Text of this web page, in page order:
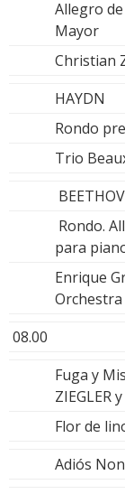
Allegro
Mayor
Christian
HAYDN
Rondo
Trio
Rondo.
para
Enrique
Orchestra
08.00
Fuga y
ZIEGLER
Flor de
Adiós